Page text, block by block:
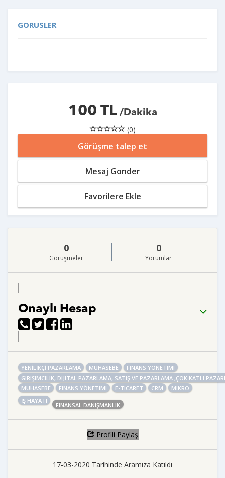
GORUSLER
100 TL/Dakika
(0)
Görüşme talep et
Mesaj Gonder
Favorilere Ekle
0
Görüşmeler
0
Yorumlar
Onaylı Hesap
YENİLİKÇİ PAZARLAMA MUHASEBE
FINANS YÖNETIMI
GIRIŞIMCILIK, DIJITAL PAZARLAMA, SATIŞ VE PAZARLAMA ,ÇOK KATLI
MUHASEBE
FINANS YÖNETIMI E-TICARET CRM
MIKRO
İŞ HAYATI
FINANSAL DANIŞMANLIK
Profili Paylaş
17-03-2020 Tarihinde Aramıza Katıldı